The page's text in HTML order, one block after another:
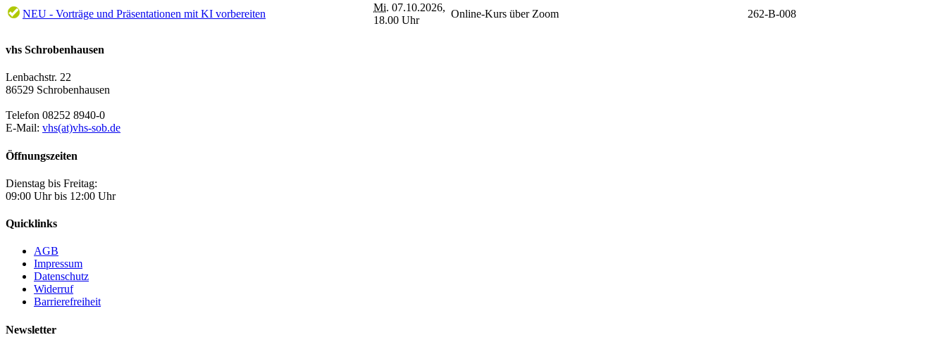
NEU - Vorträge und Präsentationen mit KI vorbereiten
Mi. 07.10.2026,
18.00 Uhr
Online-Kurs über Zoom 262-B-008
vhs Schrobenhausen
Lenbachstr. 22
86529 Schrobenhausen
Telefon 08252 8940-0
E-Mail: vhs(at)vhs-sob.de
Öffnungszeiten
Dienstag bis Freitag:
09:00 Uhr bis 12:00 Uhr
Quicklinks
AGB
Impressum
Datenschutz
Widerruf
Barrierefreiheit
Newsletter